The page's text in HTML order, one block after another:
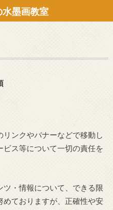
ンクやバナーなどで移動し
ス等について一切の責任を
ツ・情報について、できる限
めておりますが、正確性や安